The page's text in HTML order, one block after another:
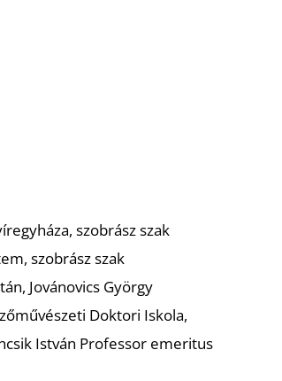
szobrász szak
szobrász szak
György
Doktori Iskola,
István Professor emeritus